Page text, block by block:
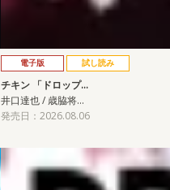
電子版 試し読み
チキン 「ドロップ…
井口達也 / 歳脇将…
発売日：2026.08.06